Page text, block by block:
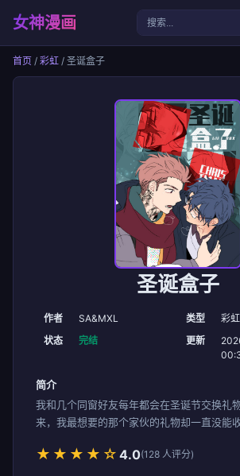
女神漫画
首页 / 彩虹 / 圣诞盒子
圣诞盒子
作者 SA&MXL 类型
彩
状态
完结 更新
简介
我和几个同窗好友每年都会在圣诞节交换礼
来，我最想要的那个家伙的礼物却一直没能
★★★★☆ 4.0(128 人评分)